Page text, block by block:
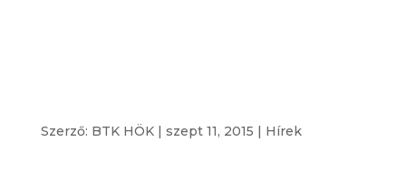
Szerző: BTK HÖK| szept 11, 2015 | Hírek